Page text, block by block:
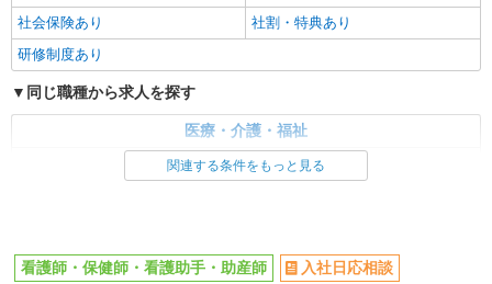
社会保険あり
社割・特典あり
研修制度あり
同じ職種から求人を探す
医療・介護・福祉
看護師・保健師・看護助手・助産師
交通費支給
社会保険あり
関連する条件をもっと見る
看護師・保健師・看護助手・助産師
入社日応相談